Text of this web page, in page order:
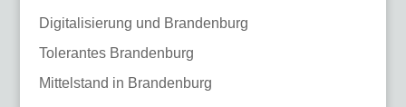
Digitalisierung und Brandenburg
Tolerantes Brandenburg
Mittelstand in Brandenburg